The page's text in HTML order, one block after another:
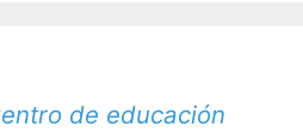
de educación